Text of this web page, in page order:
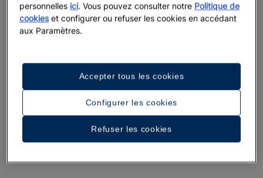
Une promenade dans l’hôtel
Voir 32 photos et vidéos
personnelles ici. Vous pouvez consulter notre Politique de
cookies et configurer ou refuser les cookies en accédant
aux Paramètres.
Configurer les cookies
Refuser les cookies
Accepter tous les cookies